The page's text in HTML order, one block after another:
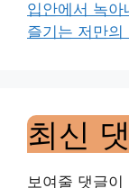
입안에서 녹
즐기는 저만의
최신
보여줄 댓글이